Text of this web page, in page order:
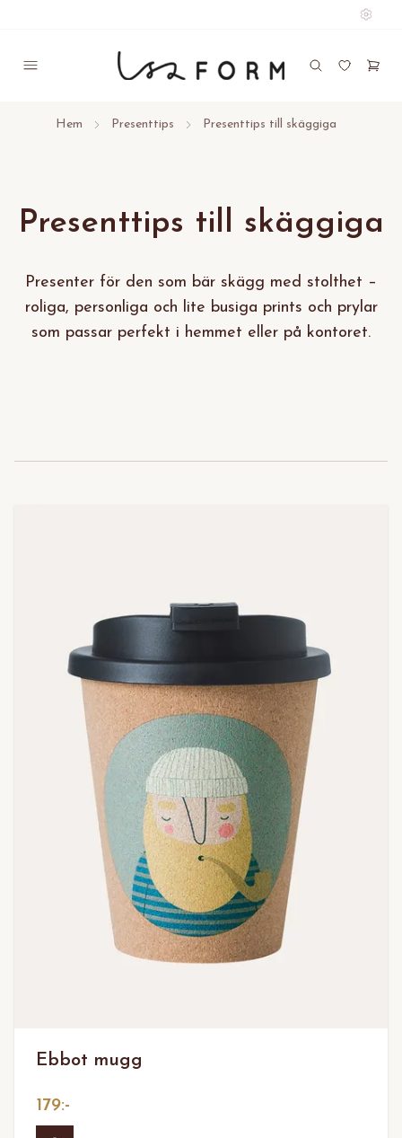
Hem Presenttips Presenttips till skäggiga
Presenttips till skäggiga
Presenter för den som bär skägg med stolthet –
roliga, personliga och lite busiga prints och prylar
som passar perfekt i hemmet eller på kontoret.
Ebbot mugg
179:-